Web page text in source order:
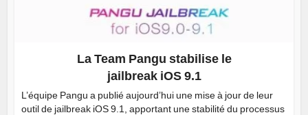
La Team Pangu stabilise le
jailbreak iOS 9.1
L’équipe Pangu a publié aujourd’hui une mise à jour de leur
outil de jailbreak iOS 9.1, apportant une stabilité du processus